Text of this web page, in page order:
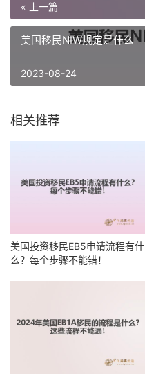
« 上一篇
美国移民NIW规定是什么
2023-08-24
相关推荐
美国投资移民EB5申请流程有什
么？每个步骤不能错！